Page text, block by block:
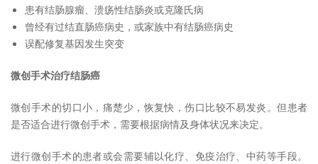
患有结肠腺瘤、溃疡性结肠炎或克隆氏病
曾经有过结直肠癌病史，或家族中有结肠癌病史
误配修复基因发生突变
微创手术治疗结肠癌
微创手术的切口小，痛楚少，恢复快，伤口比较不易发炎。但患者
是否适合进行微创手术，需要根据病情及身体状况来决定。
进行微创手术的患者或会需要辅以化疗、免疫治疗、中药等手段。